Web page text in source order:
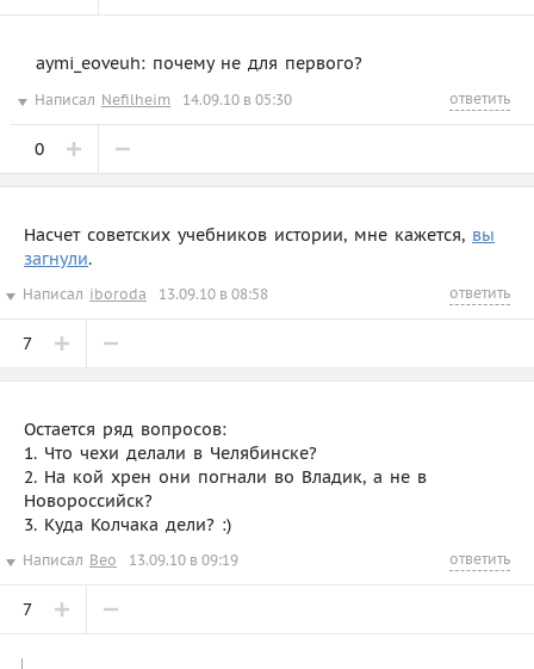
aymi_eoveuh: почему не для первого?
Написал Nefilheim 14.09.10 в 05:30 ответить
0
Насчет советских учебников истории, мне кажется, вы
загнули.
Написал iboroda 13.09.10 в 08:58 ответить
7
Остается ряд вопросов:
1. Что чехи делали в Челябинске?
2. На кой хрен они погнали во Владик, а не в
Новороссийск?
3. Куда Колчака дели? :)
Написал Beo 13.09.10 в 09:19 ответить
7